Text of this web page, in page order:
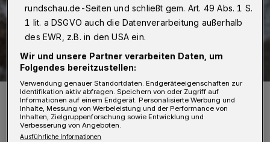
Friedrich Engels ist im Unterbarmer Stadtbild präsent.
Foto: Stadt Wuppertal/Gerd Neumann
rundschau.de-Seiten und schließt gem. Art. 49 Abs. 1 S.
1 lit. a DSGVO auch die Datenverarbeitung außerhalb
des EWR, z.B. in den USA ein.
Wir und unsere Partner verarbeiten Daten, um
Folgendes bereitzustellen:
Verwendung genauer Standortdaten. Endgeräteeigenschaften zur
Identifikation aktiv abfragen. Speichern von oder Zugriff auf
Informationen auf einem Endgerät. Personalisierte Werbung und
Inhalte, Messung von Werbeleistung und der Performance von
Inhalten, Zielgruppenforschung sowie Entwicklung und
Verbesserung von Angeboten.
Ausführliche Informationen